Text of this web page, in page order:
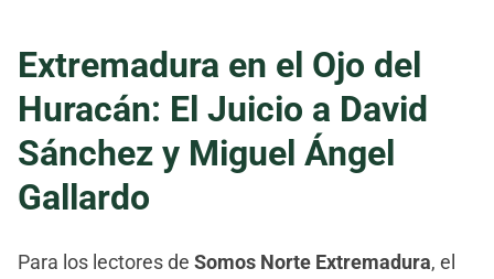
Extremadura en el Ojo del
Huracán: El Juicio a David
Sánchez y Miguel Ángel
Gallardo
Para los lectores de Somos Norte Extremadura, el